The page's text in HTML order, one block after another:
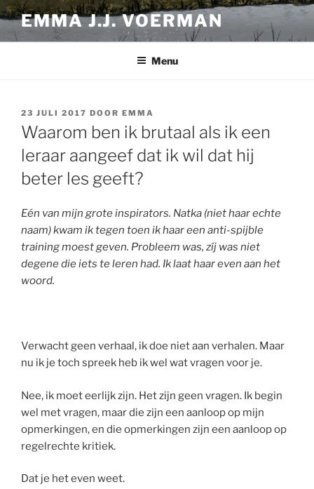
Ga
naar
de
EMMA J.J. VOERMAN
Menu
GEPLAATST
OP
23 JULI 2017 DOOR EMMA
Waarom ben ik brutaal als ik een
leraar aangeef dat ik wil dat hij
beter les geeft?
Eén van mijn grote inspirators. Natka (niet haar echte
naam) kwam ik tegen toen ik haar een anti-spijble
training moest geven. Probleem was, zíj was niet
degene die iets te leren had. Ik laat haar even aan het
woord.
Verwacht geen verhaal, ik doe niet aan verhalen. Maar
nu ik je toch spreek heb ik wel wat vragen voor je.
Nee, ik moet eerlijk zijn. Het zijn geen vragen. Ik begin
wel met vragen, maar die zijn een aanloop op mijn
opmerkingen, en die opmerkingen zijn een aanloop op
regelrechte kritiek.
Dat je het even weet.